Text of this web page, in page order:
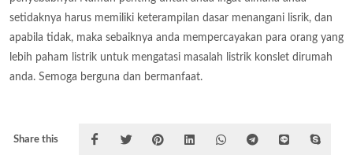
setidaknya harus memiliki keterampilan dasar menangani lisrik, dan
apabila tidak, maka sebaiknya anda mempercayakan para orang yang
lebih paham listrik untuk mengatasi masalah listrik konslet dirumah
anda. Semoga berguna dan bermanfaat.
Share this